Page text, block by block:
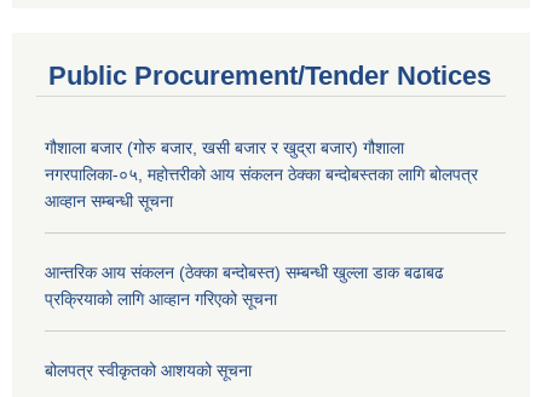
Public Procurement/Tender Notices
गौशाला बजार (गोरु बजार, खसी बजार र खुद्रा बजार) गौशाला
नगरपालिका-०५, महोत्तरीको आय संकलन ठेक्का बन्दोबस्तका लागि बोलपत्र
आव्हान सम्बन्धी सूचना
आन्तरिक आय संकलन (ठेक्का बन्दोबस्त) सम्बन्धी खुल्ला डाक बढाबढ
प्रक्रियाको लागि आव्हान गरिएको सूचना
बोलपत्र स्वीकृतको आशयको सूचना